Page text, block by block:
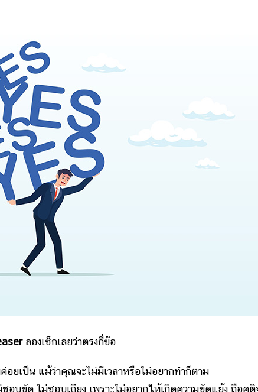
ลองเช็กเลยว่าตรงกี่ข้อ
อยเป็น แม้ว่าคุณจะไม่มีเวลาหรือไม่อยากทำก็ตาม
อบขัด ไม่ชอบเถียง เพราะไม่อยากให้เกิดความขัดแย้ง ถือค